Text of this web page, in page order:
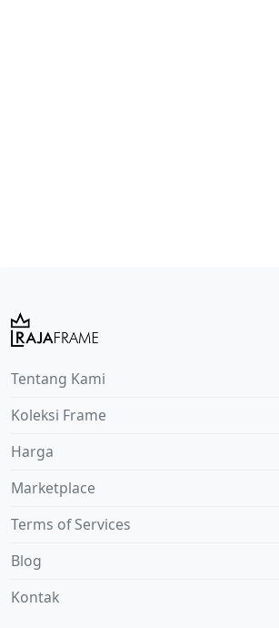
Tentang Kami
Koleksi Frame
Harga
Marketplace
Terms of Services
Blog
Kontak